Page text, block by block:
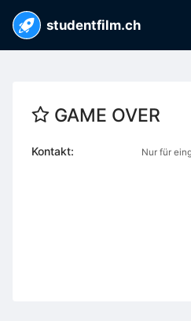
studentfilm.ch
GAME OVER
Kontakt: Nur für